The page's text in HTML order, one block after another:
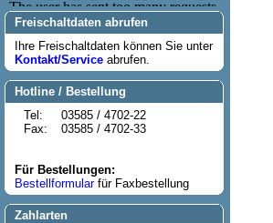
Freischaltdaten abrufen
Ihre Freischaltdaten können Sie unter
Kontakt/Service abrufen.
Hotline / Bestellung
Tel:
Fax:
03585 / 4702-22
03585 / 4702-33
Für Bestellungen:
Bestellformularfür Faxbestellung
Zahlarten